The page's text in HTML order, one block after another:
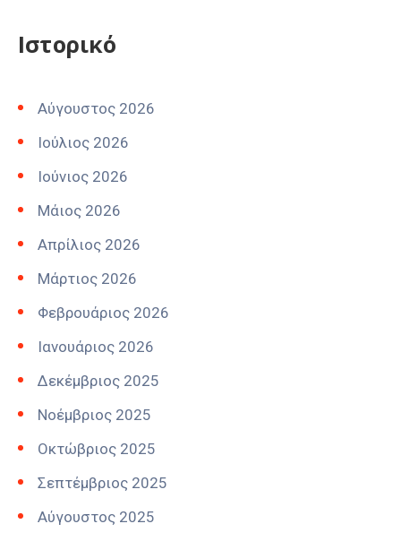
Ιστορικό
Αύγουστος 2026
Ιούλιος 2026
Ιούνιος 2026
Μάιος 2026
Απρίλιος 2026
Μάρτιος 2026
Φεβρουάριος 2026
Ιανουάριος 2026
Δεκέμβριος 2025
Νοέμβριος 2025
Οκτώβριος 2025
Σεπτέμβριος 2025
Αύγουστος 2025